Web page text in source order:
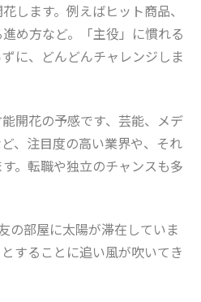
します。例えばヒット商品、
め方など。「主役」に慣れる
に、どんどんチャレンジしま
開花の予感です、芸能、メデ
、注目度の高い業界や、それ
。転職や独立のチャンスも多
の部屋に太陽が滞在していま
することに追い風が吹いてき